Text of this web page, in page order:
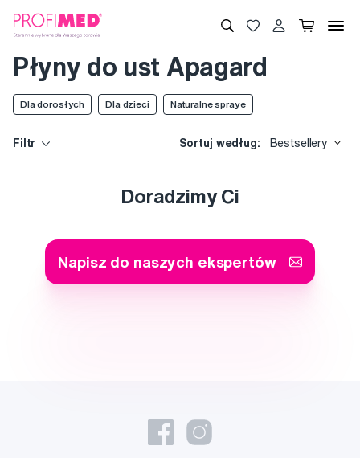
Płyny do ust Apagard
Dla dorosłych Dla dzieci Naturalne spraye
Filtr Sortuj według: Bestsellery
Doradzimy Ci
Napisz do naszych ekspertów